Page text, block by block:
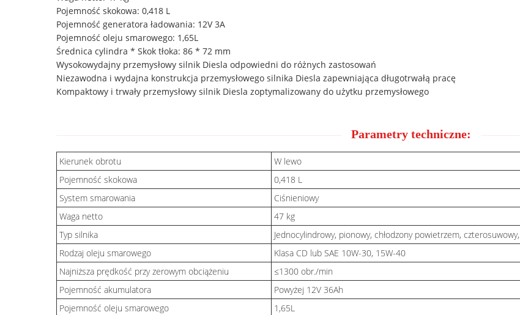
Pojemność skokowa: 0,418 L
Pojemność generatora ładowania: 12V 3A
Pojemność oleju smarowego: 1,65L
Średnica cylindra * Skok tłoka: 86 * 72 mm
Wysokowydajny przemysłowy silnik Diesla odpowiedni do różnych zastosowań
Niezawodna i wydajna konstrukcja przemysłowego silnika Diesla zapewniająca długotrwałą pracę
Kompaktowy i trwały przemysłowy silnik Diesla zoptymalizowany do użytku przemysłowego
Parametry techniczne:
Kierunek obrotu
W lewo
Pojemność skokowa
0,418 L
System smarowania
Ciśnieniowy
Waga netto
47 kg
Typ silnika
Jednocylindrowy, pionowy, chłodzony powietrzem,
Rodzaj oleju smarowego
Klasa CD lub SAE 10W-30, 15W-40
Najniższa prędkość przy zerowym obciążeniu
≤1300 obr./min
Pojemność akumulatora
Powyżej 12V 36Ah
Pojemność oleju smarowego
1,65L